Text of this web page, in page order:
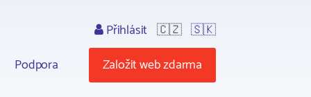
Podpora
Přihlásit 🇨🇿 🇸🇰
Založit web zdarma